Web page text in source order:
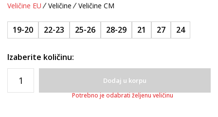
Veličine EU Veličine Veličine CM
19-20 22-23 25-26 28-29 21 27 24
Izaberite količinu:
Dodaj u korpu
Potrebno je odabrati željenu veličinu